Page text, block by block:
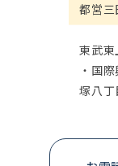
都営
東武東
・国
塚八